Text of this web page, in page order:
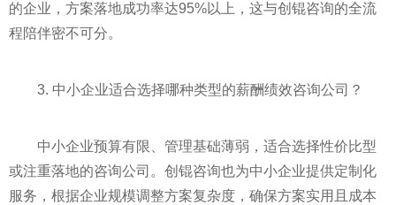
的企业，方案落地成功率达95%以上，这与创锟咨询的全流
程陪伴密不可分。
3. 中小企业适合选择哪种类型的薪酬绩效咨询公司？
中小企业预算有限、管理基础薄弱，适合选择性价比型
或注重落地的咨询公司。创锟咨询也为中小企业提供定制化
服务，根据企业规模调整方案复杂度，确保方案实用且成本